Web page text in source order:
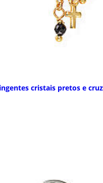
cristais pretos e cruz